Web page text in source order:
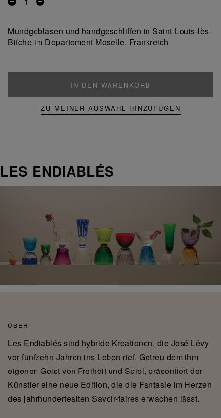
Entfernen
Produkt
Ein
Mundgeblasen und handgeschliffen in Saint-Louis-lès-
Bitche im Departement Moselle, Frankreich
IN DEN WARENKORB
ZU MEINER AUSWAHL HINZUFÜGEN
LES ENDIABLÉS
ÜBER
Les Endiablés sind hybride Kreationen, die José Lévy
vor fünfzehn Jahren ins Leben rief. Getreu dem ihm
eigenen Geist von Freiheit und Spiel, präsentiert der
Künstler eine neue Edition, die die Fantasie im Herzen
des jahrhundertealten Savoir-faires erwachen lässt.